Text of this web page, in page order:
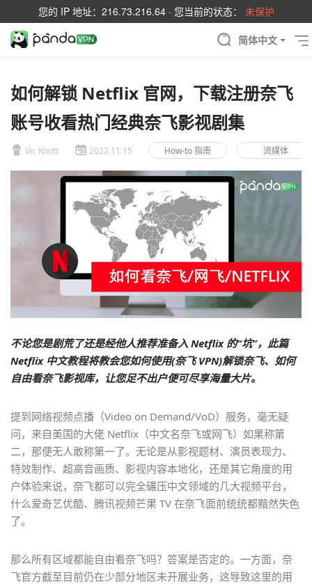
您的 IP 地址： 216.73.216.64 · 您当前的状态： 未保护
简体中文
如何解锁 Netflix 官网，下载注册奈飞
账号收看热门经典奈飞影视剧集
Vic Knott 2022.11.15 How-to 指南 流媒体
不论您是剧荒了还是经他人推荐准备入 Netflix 的“坑”，此篇
Netflix 中文教程将教会您如何使用(奈飞 VPN)解锁奈飞、如何
自由看奈飞影视库，让您足不出户便可尽享海量大片。
提到网络视频点播（Video on Demand/VoD）服务，毫无疑
问，来自美国的大佬 Netflix（中文名奈飞或网飞）如果称第
二，那便无人敢称第一了。无论是从影视题材、演员表现力、
特效制作、超高音画质、影视内容本地化，还是其它角度的用
户体验来说，奈飞都可以完全碾压中文领域的几大视频平台，
什么爱奇艺优酷、腾讯视频芒果 TV 在奈飞面前统统都黯然失色
了。
那么所有区域都能自由看奈飞吗？答案是否定的。一方面，奈
飞官方截至目前仍在少部分地区未开展业务，这导致这里的用